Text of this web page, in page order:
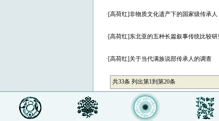
·[高荷红]非物质文化遗产下的国家级传承人
·[高荷红]东北亚的五种长篇叙事传统比较研
·[高荷红]关于当代满族说部传承人的调查
共33条 列出第1到第20条